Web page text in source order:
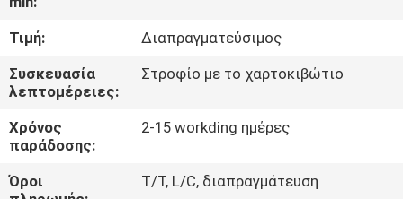
ΜΑΣ
ΕΛΆΤΕ
ΣΕ
ΕΠΑΦΉ
ΜΕ
Τιμή:
Διαπραγματεύσιμος
Συσκευασία
λεπτομέρειες:
Στροφίο με το χαρτοκιβώτιο
Χρόνος
παράδοσης:
2-15 workding ημέρες
Όροι
T/T, L/C, διαπραγμάτευση